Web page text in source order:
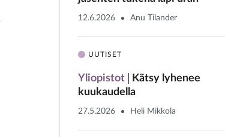
12.6.2026 Anu Tilander
UUTISET
Yliopistot
Kätsy lyhenee
kuukaudella
27.5.2026 Heli Mikkola